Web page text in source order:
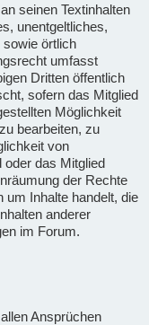
seinen Textinhalten
unentgeltliches,
örtlich
umfasst
Dritten öffentlich
sofern das Mitglied
Möglichkeit
bearbeiten, zu
von
oder das Mitglied
der Rechte
um Inhalte handelt, die
anderer
im Forum.
Ansprüchen